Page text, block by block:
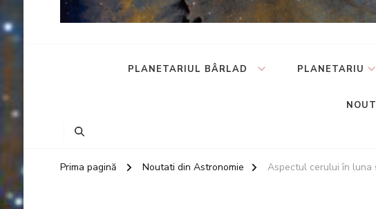
PLANETARIUL BÂRLAD PLANETARIU
Prima pagină Noutati din Astronomie Aspectul cerului în luna